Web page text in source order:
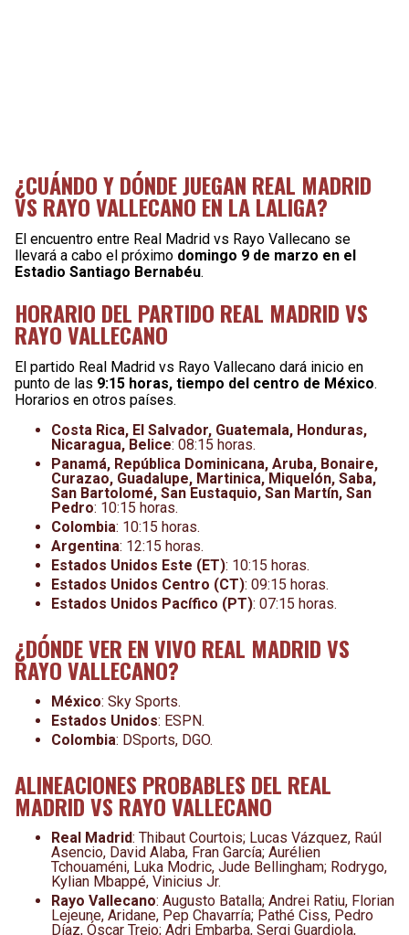
¿CUÁNDO Y DÓNDE JUEGAN REAL MADRID
VS RAYO VALLECANO EN LA LALIGA?
El encuentro entre Real Madrid vs Rayo Vallecano se
llevará a cabo el próximo domingo 9 de marzo en el
Estadio Santiago Bernabéu.
HORARIO DEL PARTIDO REAL MADRID VS
RAYO VALLECANO
El partido Real Madrid vs Rayo Vallecano dará inicio en
punto de las 9:15 horas, tiempo del centro de México.
Horarios en otros países.
Costa Rica, El Salvador, Guatemala, Honduras,
Nicaragua, Belice: 08:15 horas.
Panamá, República Dominicana, Aruba, Bonaire,
Curazao, Guadalupe, Martinica, Miquelón, Saba,
San Bartolomé, San Eustaquio, San Martín, San
Pedro: 10:15 horas.
Colombia: 10:15 horas.
Argentina: 12:15 horas.
Estados Unidos Este (ET): 10:15 horas.
Estados Unidos Centro (CT): 09:15 horas.
Estados Unidos Pacífico (PT): 07:15 horas.
¿DÓNDE VER EN VIVO REAL MADRID VS
RAYO VALLECANO?
México: Sky Sports.
Estados Unidos: ESPN.
Colombia: DSports, DGO.
ALINEACIONES PROBABLES DEL REAL
MADRID VS RAYO VALLECANO
Real Madrid: Thibaut Courtois; Lucas Vázquez, Raúl
Asencio, David Alaba, Fran García; Aurélien
Tchouaméni, Luka Modric, Jude Bellingham; Rodrygo,
Kylian Mbappé, Vinicius Jr.
Rayo Vallecano: Augusto Batalla; Andrei Ratiu, Florian
Lejeune, Aridane, Pep Chavarría; Pathé Ciss, Pedro
Díaz, Óscar Trejo; Adri Embarba, Sergi Guardiola,